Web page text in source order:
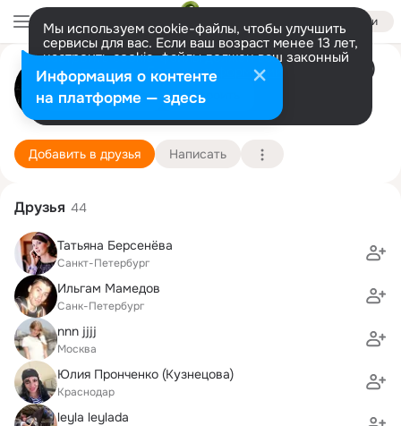
Войти
Мы используем cookie-файлы, чтобы улучшить
сервисы для вас. Если ваш возраст менее 13 лет,
настроить cookie-файлы должен ваш законный
представитель. Больше информации
Разрешить все Настроить
Светлана Никитина (Викторова)
Ереван 7 декабря (30 лет)
Подробнее
Добавить в друзья Написать
Друзья 44
Татьяна Берсенёва
Санкт-Петербург
Ильгам Мамедов
Санк-Петербург
nnn jjjj
Москва
Юлия Пронченко (Кузнецова)
Краснодар
leyla leylada
Информация о контенте
на платформе — здесь